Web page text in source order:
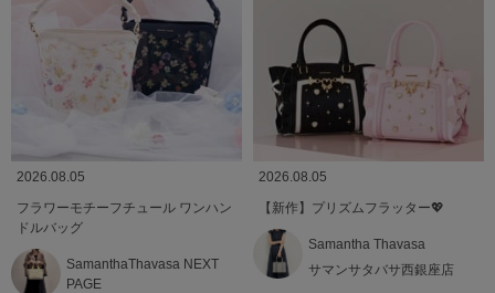
2026.08.05
フラワーモチーフチュール ワンハン
ドルバッグ
SamanthaThavasa NEXT
PAGE
2026.08.05
【新作】プリズムフラッター💖
Samantha Thavasa
サマンサタバサ西銀座店